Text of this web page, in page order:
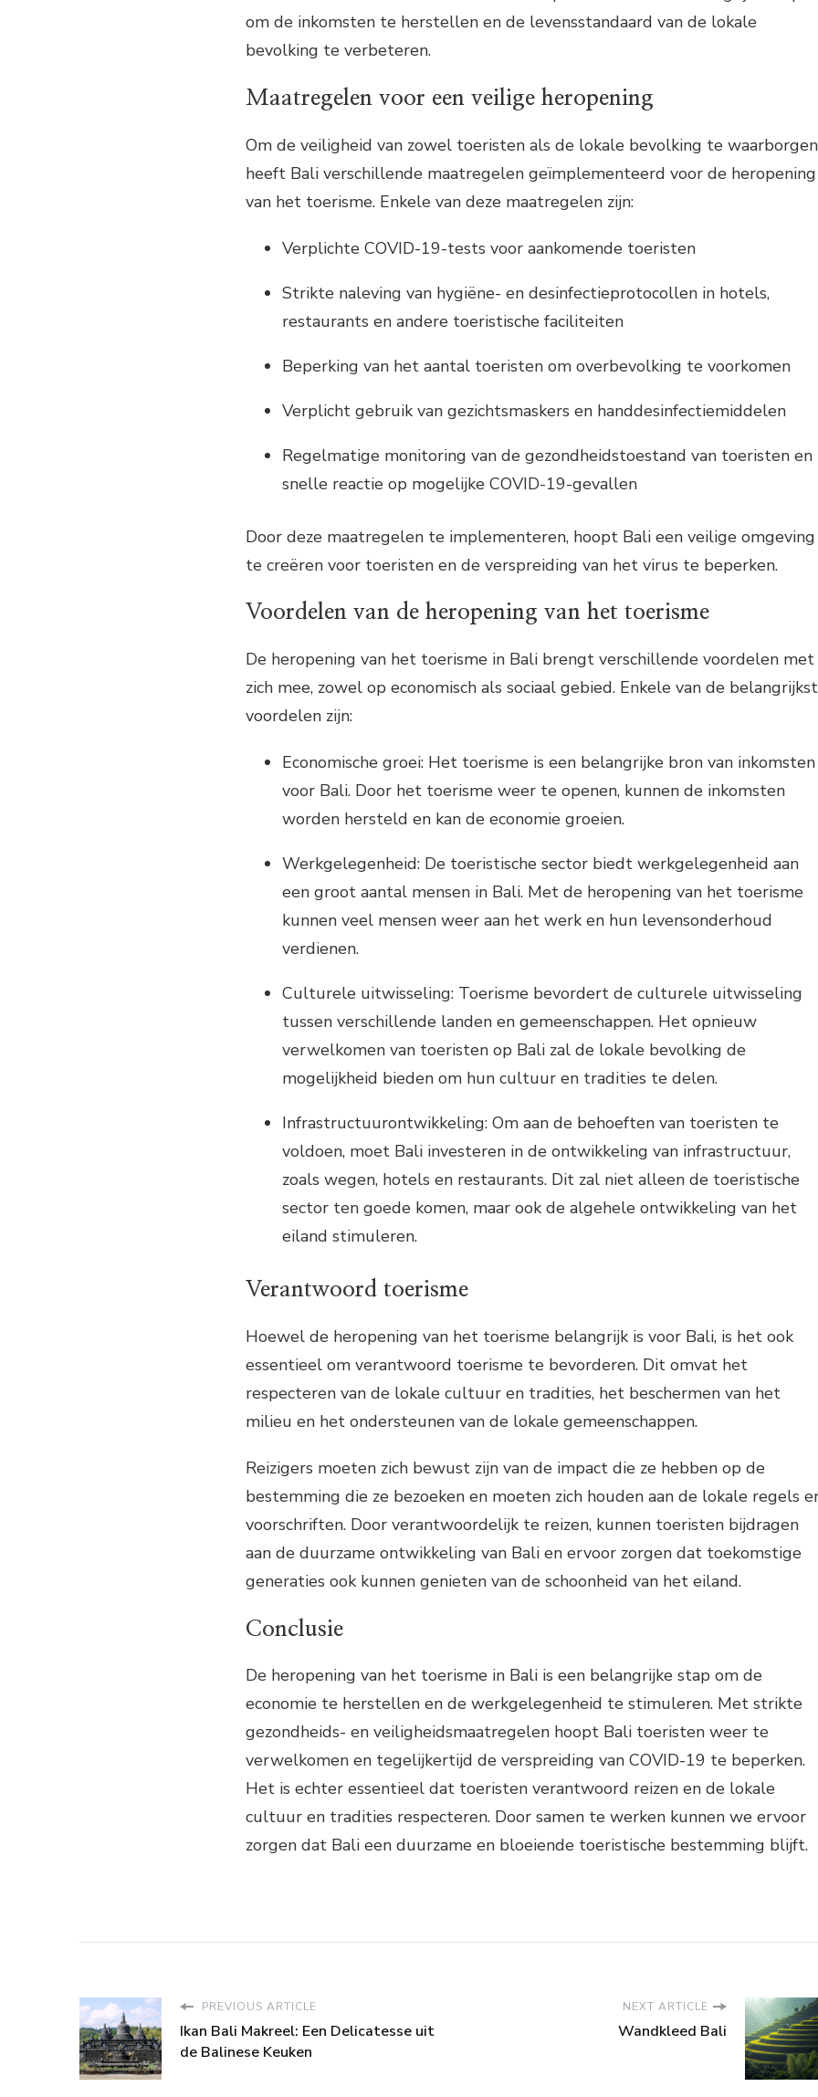
om de inkomsten te herstellen en de levensstandaard van de lokale
bevolking te verbeteren.
Maatregelen voor een veilige heropening
Om de veiligheid van zowel toeristen als de lokale bevolking te
heeft Bali verschillende maatregelen geïmplementeerd voor de heropening
van het toerisme. Enkele van deze maatregelen zijn:
Verplichte COVID-19-tests voor aankomende toeristen
Strikte naleving van hygiëne- en desinfectieprotocollen in hotels,
restaurants en andere toeristische faciliteiten
Beperking van het aantal toeristen om overbevolking te voorkomen
Verplicht gebruik van gezichtsmaskers en handdesinfectiemiddelen
Regelmatige monitoring van de gezondheidstoestand van toeristen en
snelle reactie op mogelijke COVID-19-gevallen
Door deze maatregelen te implementeren, hoopt Bali een veilige omgeving
te creëren voor toeristen en de verspreiding van het virus te beperken.
Voordelen van de heropening van het toerisme
De heropening van het toerisme in Bali brengt verschillende voordelen met
zich mee, zowel op economisch als sociaal gebied. Enkele van de
voordelen zijn:
Economische groei: Het toerisme is een belangrijke bron van inkomsten
voor Bali. Door het toerisme weer te openen, kunnen de inkomsten
worden hersteld en kan de economie groeien.
Werkgelegenheid: De toeristische sector biedt werkgelegenheid aan
een groot aantal mensen in Bali. Met de heropening van het toerisme
kunnen veel mensen weer aan het werk en hun levensonderhoud
verdienen.
Culturele uitwisseling: Toerisme bevordert de culturele uitwisseling
tussen verschillende landen en gemeenschappen. Het opnieuw
verwelkomen van toeristen op Bali zal de lokale bevolking de
mogelijkheid bieden om hun cultuur en tradities te delen.
Infrastructuurontwikkeling: Om aan de behoeften van toeristen te
voldoen, moet Bali investeren in de ontwikkeling van infrastructuur,
zoals wegen, hotels en restaurants. Dit zal niet alleen de toeristische
sector ten goede komen, maar ook de algehele ontwikkeling van het
eiland stimuleren.
Verantwoord toerisme
Hoewel de heropening van het toerisme belangrijk is voor Bali, is het ook
essentieel om verantwoord toerisme te bevorderen. Dit omvat het
respecteren van de lokale cultuur en tradities, het beschermen van het
milieu en het ondersteunen van de lokale gemeenschappen.
Reizigers moeten zich bewust zijn van de impact die ze hebben op de
bestemming die ze bezoeken en moeten zich houden aan de lokale regels
voorschriften. Door verantwoordelijk te reizen, kunnen toeristen bijdragen
aan de duurzame ontwikkeling van Bali en ervoor zorgen dat toekomstige
generaties ook kunnen genieten van de schoonheid van het eiland.
Conclusie
De heropening van het toerisme in Bali is een belangrijke stap om de
economie te herstellen en de werkgelegenheid te stimuleren. Met strikte
gezondheids- en veiligheidsmaatregelen hoopt Bali toeristen weer te
verwelkomen en tegelijkertijd de verspreiding van COVID-19 te beperken.
Het is echter essentieel dat toeristen verantwoord reizen en de lokale
cultuur en tradities respecteren. Door samen te werken kunnen we ervoor
zorgen dat Bali een duurzame en bloeiende toeristische bestemming blijft.
PREVIOUS ARTICLE
Ikan Bali Makreel: Een Delicatesse uit
de Balinese Keuken
NEXT ARTICLE
Wandkleed Bali